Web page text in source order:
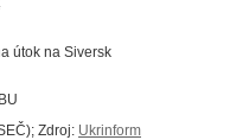
Zdroj: Ukrinform